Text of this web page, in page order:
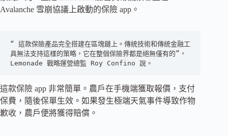
Avalanche 雪崩協議上啟動的保險 app。
“ 這款保險產品完全搭建在區塊鏈上。傳統技術和傳統金融工
具無法支持這樣的策略，它在整個保險界都是絕無僅有的”，
Lemonade 戰略運營總監 Roy Confino 說。
這款保險 app 非常簡單。農戶在手機端獲取報價，支付
保費，隨後保單生效。如果發生極端天氣事件導致作物
歉收，農戶便將獲得賠償。